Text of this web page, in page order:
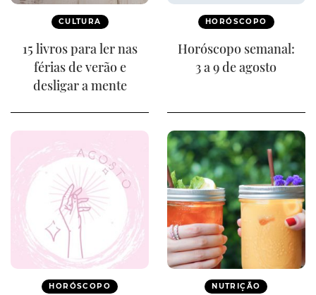
CULTURA
15 livros para ler nas
férias de verão e
desligar a mente
HORÓSCOPO
Horóscopo semanal:
3 a 9 de agosto
HORÓSCOPO NUTRIÇÃO